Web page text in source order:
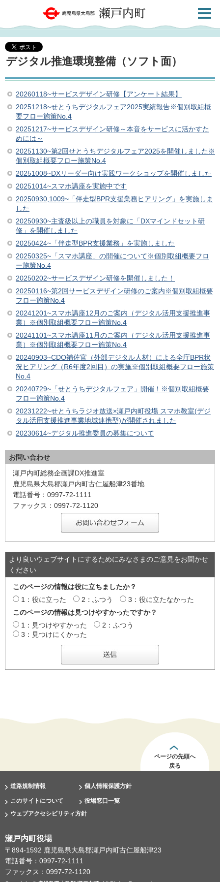
鹿児島県大島郡 瀬戸内町
共通メ
デジタル推進環境整備（ソフト面）
20260118~サービスデザイン研修【アンケート結果】
20251218~せとうちデジタルフェア2025実績報告※個別取組概
要フロー施策No.4
20251217~サービスデザイン研修～本音をサービスに活かすた
めには～
20251130~第2回せとうちデジタルフェア2025を開催しました※
個別取組概要フロー施策No.4
20251008~DXリーダー向け実践ワークショップを開催しました
20251014~スマホ講座を実施中です
20250930,1009~「伴走型BPR支援業務ヒアリング」を実施しま
した
20250930~主査級以上の職員を対象に「DXマインドセット研
修」を開催しました
20250424~「伴走型BPR支援業務」を実施しました
20250325~「スマホ講座」の開催について※個別取組概要フロ
ー施策No.4
20250202~サービスデザイン研修を開催しました！
20250116~第2回サービスデザイン研修のご案内※個別取組概要
フロー施策No.4
20241201~スマホ講座12月のご案内（デジタル活用支援推進事
業）※個別取組概要フロー施策No.4
20241101~スマホ講座11月のご案内（デジタル活用支援推進事
業）※個別取組概要フロー施策No.4
20240903~CDO補佐官（外部デジタル人材）による全庁BPR状
況ヒアリング（R6年度2回目）の実施※個別取組概要フロー施策
No.4
20240729~「せとうちデジタルフェア」開催！※個別取組概要
フロー施策No.4
20231222~せとうちラジオ放送×瀬戸内町役場 スマホ教室(デジ
タル活用支援推進事業地域連携型)が開催されました
20230614~デジタル推進委員の募集について
お問い合わせ
瀬戸内町総務企画課DX推進室
鹿児島県大島郡瀬戸内町古仁屋船津23番地
電話番号：0997-72-1111
ファックス：0997-72-1120
より良いウェブサイトにするためにみなさまのご意見をお聞かせ
ください
このページの情報は役に立ちましたか？
1：役に立った
2：ふつう
3：役に立たなかった
このページの情報は見つけやすかったですか？
1：見つけやすかった
2：ふつう
3：見つけにくかった
ページの先頭へ
戻る
道路規制情報 個人情報保護方針
このサイトについて
役場窓口一覧
ウェブアクセシビリティ方針
瀬戸内町役場
〒894-1592 鹿児島県大島郡瀬戸内町古仁屋船津23
電話番号：0997-72-1111
ファックス：0997-72-1120